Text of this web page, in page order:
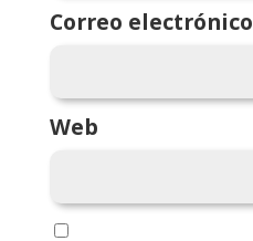
Correo electrónico
Web